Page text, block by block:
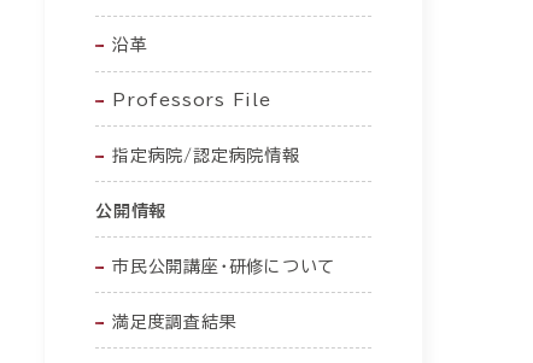
沿革
Professors File
指定病院/認定病院情報
公開情報
市民公開講座・研修について
満足度調査結果